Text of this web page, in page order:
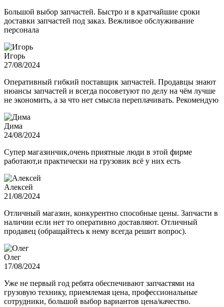
Большой выбор запчастей. Быстро и в кратчайшие сроки
доставки запчастей под заказ. Вежливое обслуживание
персонала
Игорь
27/08/2024
Оперативный гибкий поставщик запчастей. Продавцы знают
нюансы запчастей и всегда посоветуют по делу на чём лучше
не экономить, а за что нет смысла переплачивать. Рекомендую
Дима
24/08/2024
Супер магазинчик,очень приятные люди в этой фирме
работают,и практически на грузовик всё у них есть
Алексей
21/08/2024
Отличный магазин, конкурентно способные цены. Запчасти в
наличии если нет то оперативно доставляют. Отличный
продавец (обращайтесь к нему всегда решит вопрос).
Олег
17/08/2024
Уже не первый год ребята обеспечивают запчастями на
грузовую технику, приемлемая цена, профессиональные
сотрудники, большой выбор вариантов цена/качество.